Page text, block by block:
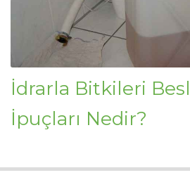
İdrarla Bitkileri
İpuçları Nedir?